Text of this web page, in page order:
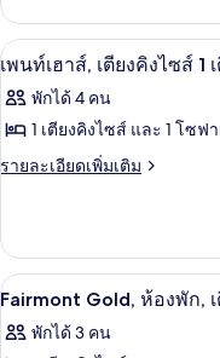
วิว
อ่าว
นอน,
วิว
อ่าว
ห้อง
สวีท,
ห้อง
เกี่ยว
กับ
Fairmont
ห้อง
สวี
2
เปิด
ภาพถ่าย
ทั้งหมด
ของ
เฮา
ส์,
เตียง
5
เพนท์เฮาส์, เตียงคิงไซส์ 1
พักได้ 4 คน
1 เตียงคิงไซส์ และ 1 โซ
รายละเอียดเพิ่มเติม
ราย
เกี่ยว
กับ
เพ
เฮา
เปิด
ภาพถ่าย
2
Fairmont Gold, ห้องพัก, เ
พักได้ 3 คน